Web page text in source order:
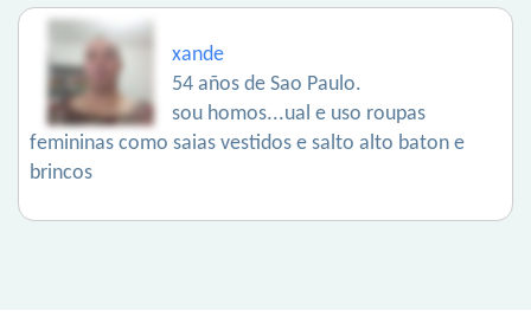
xande
54 años de Sao Paulo.
sou homos...ual e uso roupas
femininas como saias vestidos e salto alto baton e
brincos